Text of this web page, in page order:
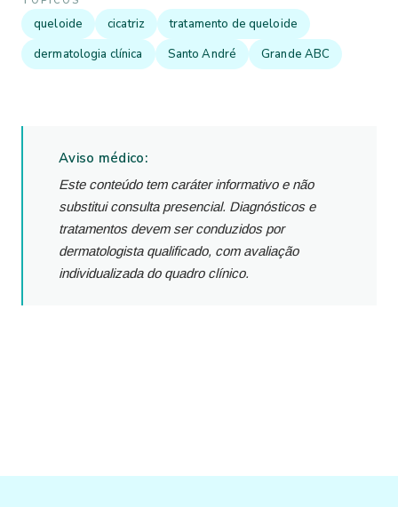
queloide cicatriz
tratamento de queloide
dermatologia clínica
Santo André Grande ABC
Aviso médico:
Este conteúdo tem caráter informativo e não
substitui consulta presencial. Diagnósticos e
tratamentos devem ser conduzidos por
dermatologista qualificado, com avaliação
individualizada do quadro clínico.